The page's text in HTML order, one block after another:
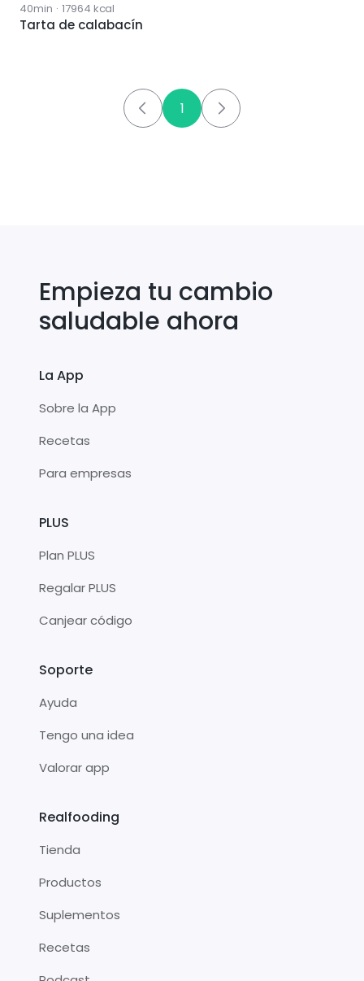
40min · 17964 kcal
Tarta de calabacín
1
Empieza tu cambio
saludable ahora
La App
Sobre la App
Recetas
Para empresas
PLUS
Plan PLUS
Regalar PLUS
Canjear código
Soporte
Ayuda
Tengo una idea
Valorar app
Realfooding
Tienda
Productos
Suplementos
Recetas